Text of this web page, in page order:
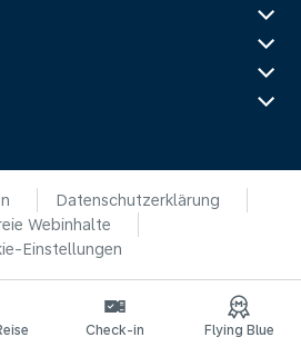
Datenschutzerklärung
Webinhalte
Einstellungen
Check-in Flying Blue